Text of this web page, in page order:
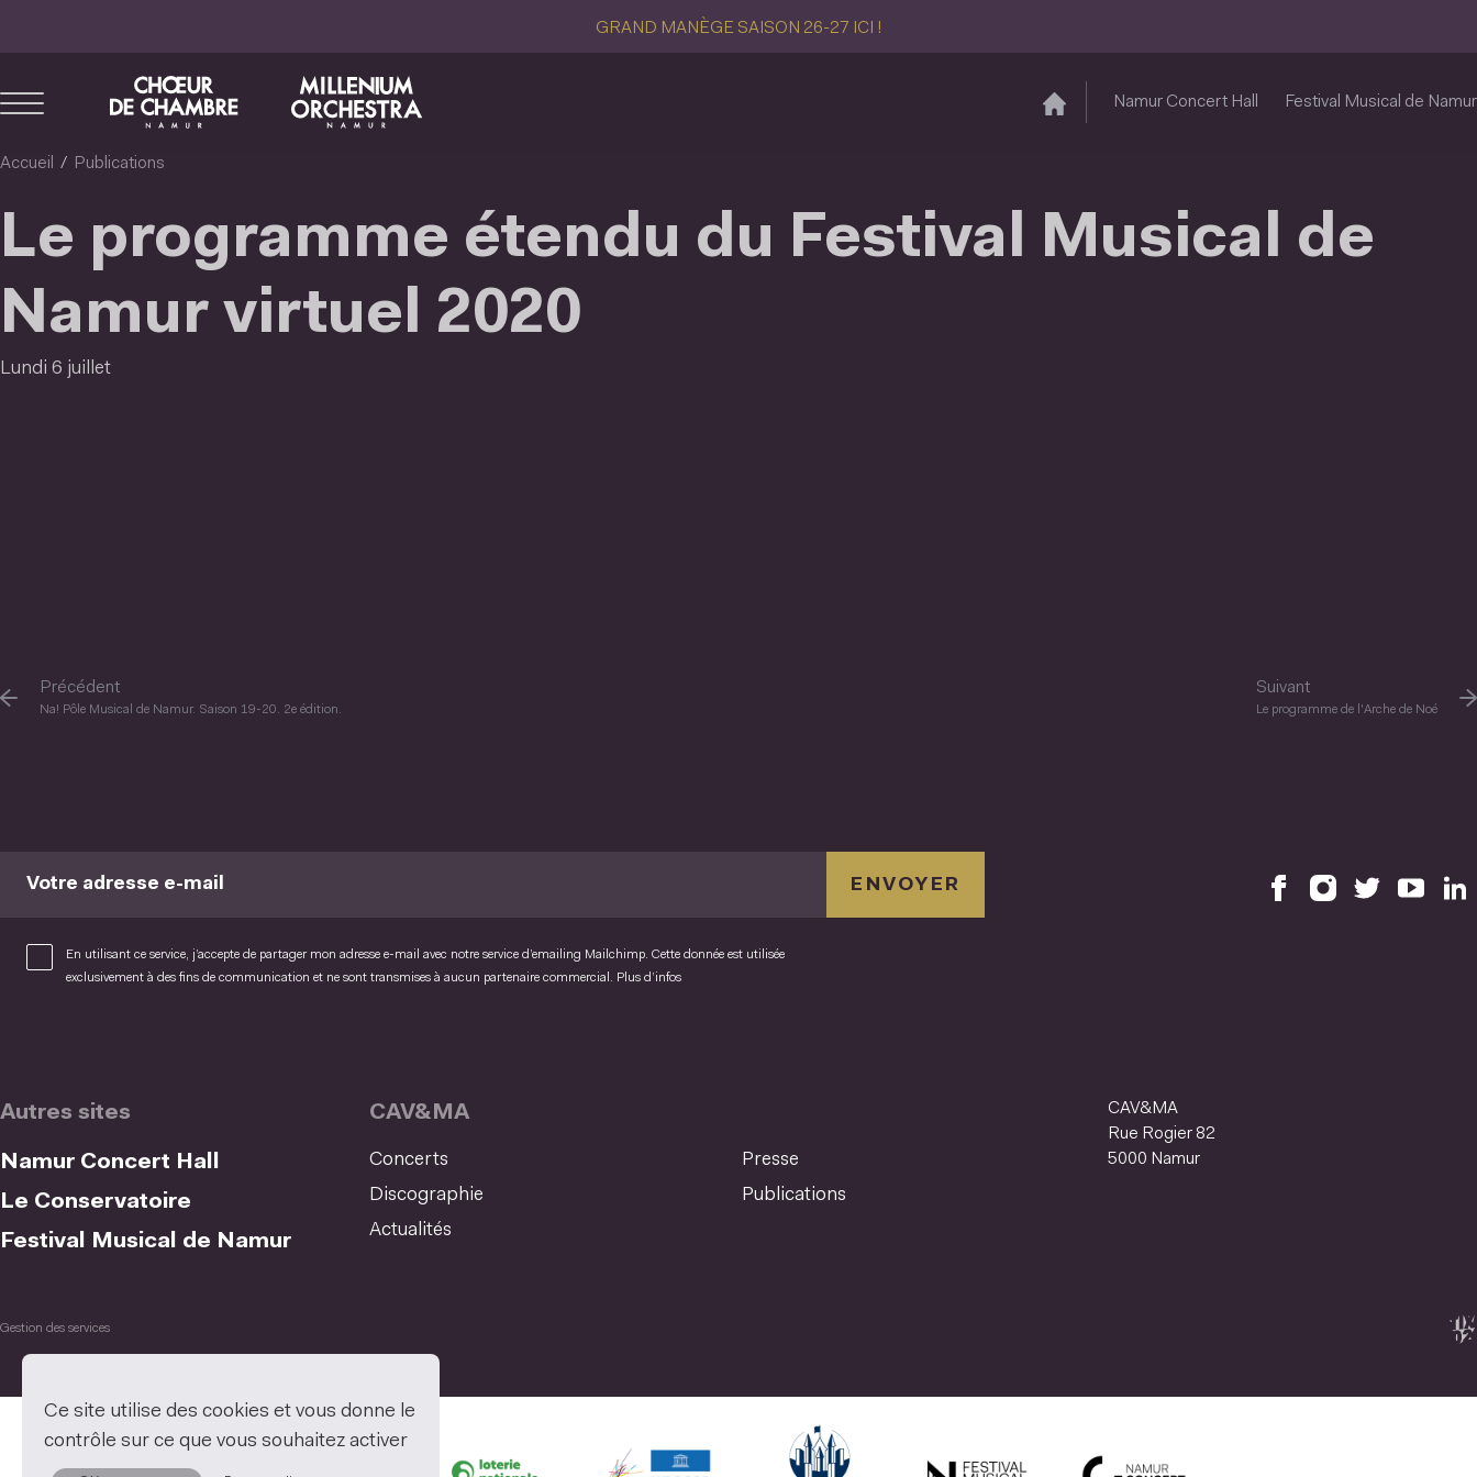
principal
GRAND MANÈGE SAISON 26-27 ICI !
Namur Concert Hall Festival Musical de Namur
Accueil Publications
Le programme étendu du Festival Musical de
Namur virtuel 2020
Lundi 6 juillet
Précédent
Na! Pôle Musical de Namur. Saison 19-20. 2e édition.
Suivant
Le programme de l'Arche de Noé
Votre adresse e-mail
En utilisant ce service, j’accepte de partager mon adresse e-mail avec notre service d’emailing Mailchimp. Cette donnée est utilisée
exclusivement à des fins de communication et ne sont transmises à aucun partenaire commercial. Plus d’infos
ENVOYER
Autres sites
Namur Concert Hall
Le Conservatoire
Festival Musical de Namur
CAV&MA
Concerts
Presse
Discographie
Publications
Actualités
CAV&MA
Rue Rogier 82
5000 Namur
Gestion des services
Ce site utilise des cookies et vous donne le
contrôle sur ce que vous souhaitez activer